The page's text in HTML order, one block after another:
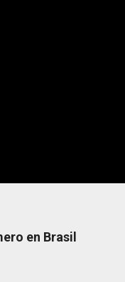
en Brasil